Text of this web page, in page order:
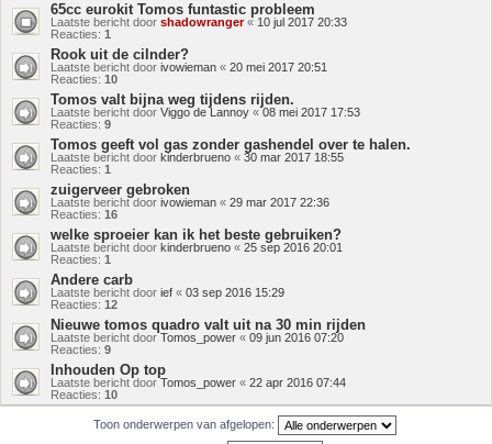
65cc eurokit Tomos funtastic probleem
Laatste bericht door shadowranger« 10 jul 2017 20:33
Reacties: 1
Rook uit de cilnder?
Laatste bericht door ivowieman « 20 mei 2017 20:51
Reacties: 10
Tomos valt bijna weg tijdens rijden.
Laatste bericht door Viggo de Lannoy «08 mei 2017 17:53
Reacties: 9
Tomos geeft vol gas zonder gashendel over te halen.
Laatste bericht door kinderbrueno « 30 mar 2017 18:55
Reacties: 1
zuigerveer gebroken
Laatste bericht door ivowieman « 29 mar 2017 22:36
Reacties: 16
welke sproeier kan ik het beste gebruiken?
Laatste bericht door kinderbrueno « 25 sep 2016 20:01
Reacties: 1
Andere carb
Laatste bericht door ief « 03 sep 2016 15:29
Reacties: 12
Nieuwe tomos quadro valt uit na 30 min rijden
Laatste bericht doorTomos_power « 09 jun 2016 07:20
Reacties: 9
Inhouden Op top
Laatste bericht doorTomos_power « 22 apr 2016 07:44
Reacties: 10
Toon onderwerpen van afgelopen: